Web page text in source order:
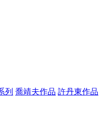
列 喬靖夫作品 許丹東作品